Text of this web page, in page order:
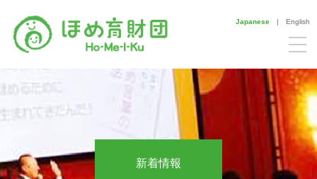
Japanese | English
新着情報